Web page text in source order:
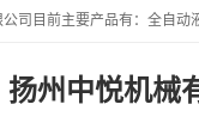
扬州中悦机械